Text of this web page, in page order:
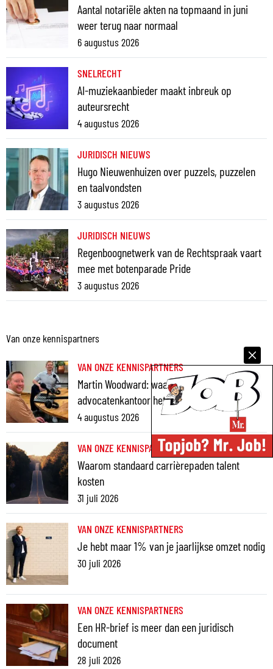
Aantal notariële akten na topmaand in juni
weer terug naar normaal
6 augustus 2026
SNELRECHT
AI-muziekaanbieder maakt inbreuk op
auteursrecht
4 augustus 2026
JURIDISCH NIEUWS
Hugo Nieuwenhuizen over puzzels, puzzelen
en taalvondsten
3 augustus 2026
JURIDISCH NIEUWS
Regenboognetwerk van de Rechtspraak vaart
mee met botenparade Pride
3 augustus 2026
Van onze kennispartners
VAN ONZE KENNISPARTNERS
Martin Woodward: waarom geen enkel
advocatenkantoor hetzelfde kan blijven
4 augustus 2026
VAN ONZE KENNISPARTNERS
Waarom standaard carrièrepaden talent
kosten
31 juli 2026
VAN ONZE KENNISPARTNERS
Je hebt maar 1% van je jaarlijkse omzet nodig
30 juli 2026
VAN ONZE KENNISPARTNERS
Een HR-brief is meer dan een juridisch
document
28 juli 2026